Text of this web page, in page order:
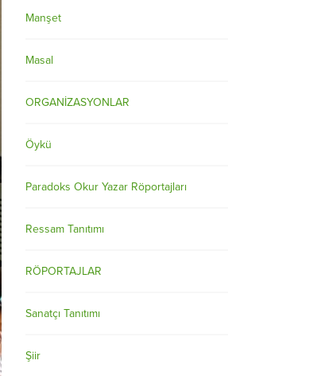
Manşet
Masal
ORGANİZASYONLAR
Öykü
Paradoks Okur Yazar Röportajları
Ressam Tanıtımı
RÖPORTAJLAR
Sanatçı Tanıtımı
Şiir